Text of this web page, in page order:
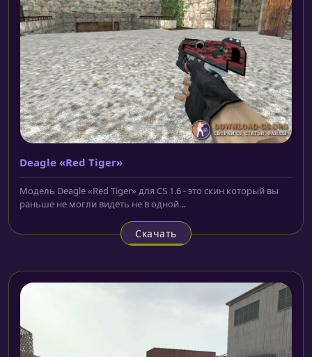
Deagle «Red Tiger»
Модель Deagle «Red Tiger» для CS 1.6 - это скин который вы
раньше не могли видеть не в одной...
Скачать